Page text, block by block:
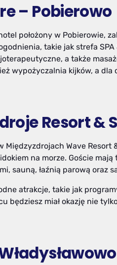
– Pobierowo
położony w Pobierowie,
takie jak strefa
a także
wypożyczalnia kijków, a
Resort &
Międzyzdrojach Wave Resort
na morze. Goście
sauną, łaźnią parową oraz
atrakcje, takie jak
będziesz miał okazję nie